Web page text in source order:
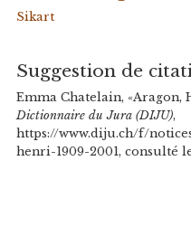
Sikart
Suggestion de
Emma Chatelain, «Aragon,
Dictionnaire du Jura (DIJU),
https://www.diju.ch/f/
henri-1909-2001, consulté